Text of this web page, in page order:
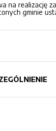
na realizację
gminie